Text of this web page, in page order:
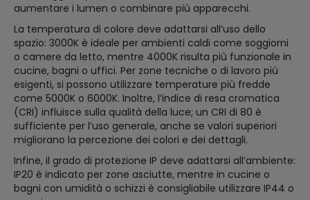
aumentare i lumen o combinare più apparecchi.
La temperatura di colore deve adattarsi all’uso dello
spazio: 3000K è ideale per ambienti caldi come soggiorni
o camere da letto, mentre 4000K risulta più funzionale in
cucine, bagni o uffici. Per zone tecniche o di lavoro più
esigenti, si possono utilizzare temperature più fredde
come 5000K o 6000K. Inoltre, l’indice di resa cromatica
(CRI) influisce sulla qualità della luce; un CRI di 80 è
sufficiente per l’uso generale, anche se valori superiori
migliorano la percezione dei colori e dei dettagli.
Infine, il grado di protezione IP deve adattarsi all’ambiente:
IP20 è indicato per zone asciutte, mentre in cucine o
bagni con umidità o schizzi è consigliabile utilizzare IP44 o